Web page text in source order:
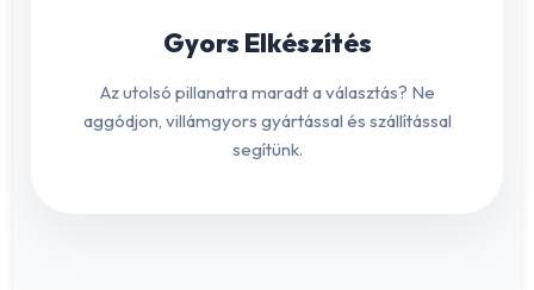
Gyors Elkészítés
Az utolsó pillanatra maradt a választás? Ne
aggódjon, villámgyors gyártással és szállítással
segítünk.